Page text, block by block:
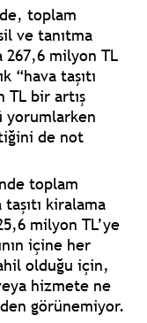
toplam
ve tanıtma
267,6 milyon TL
“hava taşıtı
TL bir artış
yorumlarken
de not
toplam
kiralama
milyon TL’ye
içine her
olduğu için,
hizmete ne
görünemiyor.